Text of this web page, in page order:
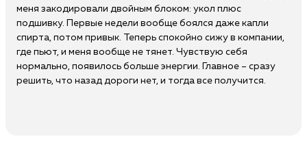
меня закодировали двойным блоком: укол плюс
подшивку. Первые недели вообще боялся даже капли
спирта, потом привык. Теперь спокойно сижу в компании,
где пьют, и меня вообще не тянет. Чувствую себя
нормально, появилось больше энергии. Главное – сразу
решить, что назад дороги нет, и тогда все получится.